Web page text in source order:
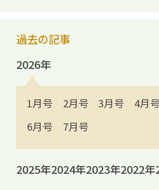
過去の記事
2026年
1月号 2月号 3月号 4月号
6月号
7月号
2025年2024年2023年2022年